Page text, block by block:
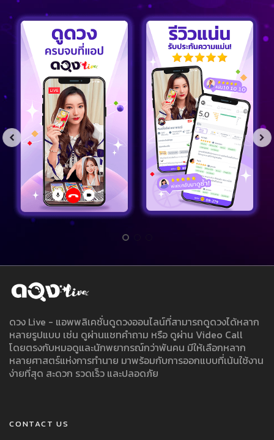
ดวง Live - แอพพลิเคชั่นดูดวงออนไลน์ที่สามารถดูดวงได้หลาก
หลายรูปแบบ เช่น ดูผ่านแชทคำถาม หรือ ดูผ่าน Video Call
โดยตรงกับหมอดูและนักพยากรณ์กว่าพันคน มีให้เลือกหลาก
หลายศาสตร์แห่งการทำนาย มาพร้อมกับการออกแบบที่เน้นใช้งาน
ง่ายที่สุด สะดวก รวดเร็ว และปลอดภัย
CONTACT US